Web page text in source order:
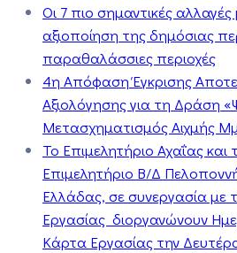
Οι 7 πιο σημαντικές
αξιοποίηση της δημόσιας
παραθαλάσσιες περιοχές
4η Απόφαση Έγκρισης
Αξιολόγησης για τη Δράση
Μετασχηματισμός Αιχμής
Το Επιμελητήριο Αχαΐας και
Επιμελητήριο Β/Δ
Ελλάδας, σε συνεργασία με
Εργασίας διοργανώνουν
Κάρτα Εργασίας την